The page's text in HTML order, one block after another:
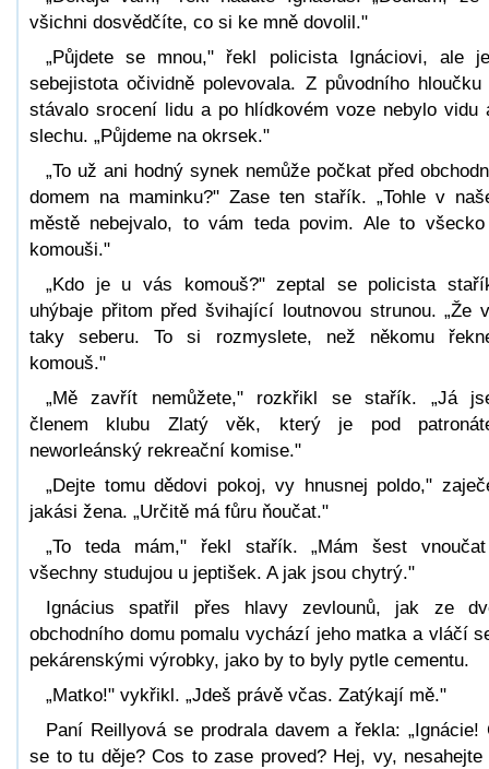
všichni dosvědčíte, co si ke mně dovolil."
„Půjdete se mnou," řekl policista Ignáciovi, ale
sebejistota očividně polevovala. Z původního hloučku
stávalo srocení lidu a po hlídkovém voze nebylo vidu
slechu. „Půjdeme na okrsek."
„To už ani hodný synek nemůže počkat před
domem na maminku?" Zase ten stařík. „Tohle v
městě nebejvalo, to vám teda povim. Ale to
komouši."
„Kdo je u vás komouš?" zeptal se policista
uhýbaje přitom před švihající loutnovou strunou. „Že
taky seberu. To si rozmyslete, než někomu
komouš."
„Mě zavřít nemůžete," rozkřikl se stařík. „Já
členem klubu Zlatý věk, který je pod
neworleánský rekreační komise."
„Dejte tomu dědovi pokoj, vy hnusnej poldo,"
jakási žena. „Určitě má fůru ňoučat."
„To teda mám," řekl stařík. „Mám šest
všechny studujou u jeptišek. A jak jsou chytrý."
Ignácius spatřil přes hlavy zevlounů, jak ze
obchodního domu pomalu vychází jeho matka a vláčí
pekárenskými výrobky, jako by to byly pytle cementu.
„Matko!" vykřikl. „Jdeš právě včas. Zatýkají mě."
Paní Reillyová se prodrala davem a řekla: „Ignácie!
se to tu děje? Cos to zase proved? Hej, vy, nesahejte